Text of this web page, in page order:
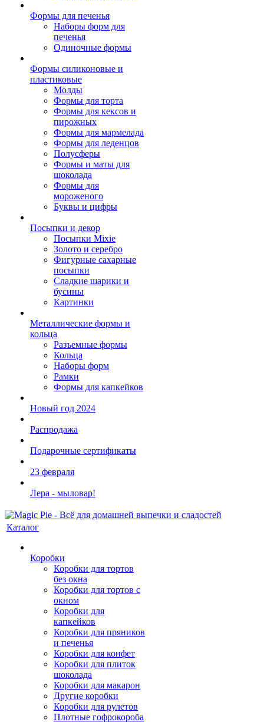
Формы для печенья
Наборы форм для
печенья
Одиночные формы
Формы силиконовые и
пластиковые
Молды
Формы для торта
Формы для кексов и
пирожных
Формы для мармелада
Формы для леденцов
Полусферы
Формы и маты для
шоколада
Формы для
мороженого
Буквы и цифры
Посыпки и декор
Посыпки Mixie
Золото и серебро
Фигурные сахарные
посыпки
Сладкие шарики и
бусины
Картинки
Металлические формы и
кольца
Разъемные формы
Кольца
Наборы форм
Рамки
Формы для капкейков
Новый год 2024
Распродажа
Подарочные сертификаты
23 февраля
Лера - мыловар!
Каталог
Коробки
Коробки для тортов
без окна
Коробки для тортов с
окном
Коробки для
капкейков
Коробки для пряников
и печенья
Коробки для конфет
Коробки для плиток
шоколада
Коробки для макарон
Другие коробки
Коробки для рулетов
Плотные гофрокороба